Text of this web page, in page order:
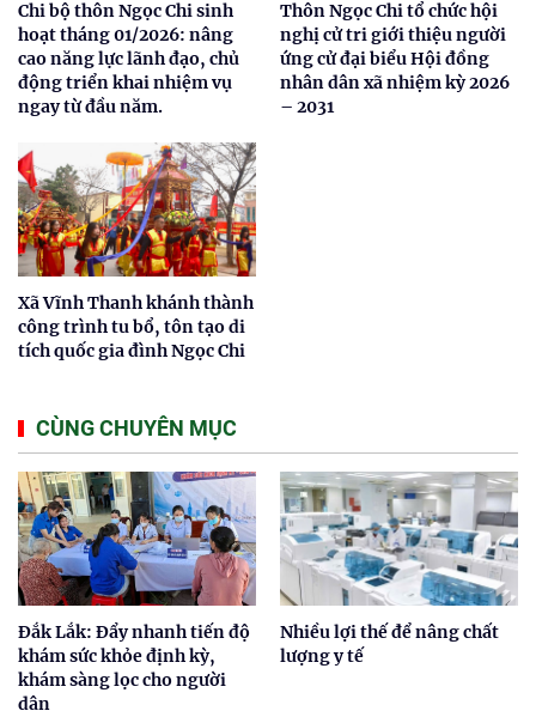
Chi bộ thôn Ngọc Chi sinh
hoạt tháng 01/2026: nâng
cao năng lực lãnh đạo, chủ
động triển khai nhiệm vụ
ngay từ đầu năm.
Thôn Ngọc Chi tổ chức hội
nghị cử tri giới thiệu người
ứng cử đại biểu Hội đồng
nhân dân xã nhiệm kỳ 2026
– 2031
Xã Vĩnh Thanh khánh thành
công trình tu bổ, tôn tạo di
tích quốc gia đình Ngọc Chi
CÙNG CHUYÊN MỤC
Đắk Lắk: Đẩy nhanh tiến độ
khám sức khỏe định kỳ,
khám sàng lọc cho người
dân
Nhiều lợi thế để nâng chất
lượng y tế